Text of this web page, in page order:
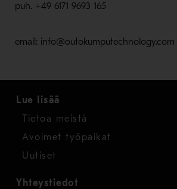
puh. +49 6171 9693 165
email: info@outokumputechnology.com
Lue lisää
Tietoa meistä
Avoimet työpaikat
Uutiset
Yhteystiedot